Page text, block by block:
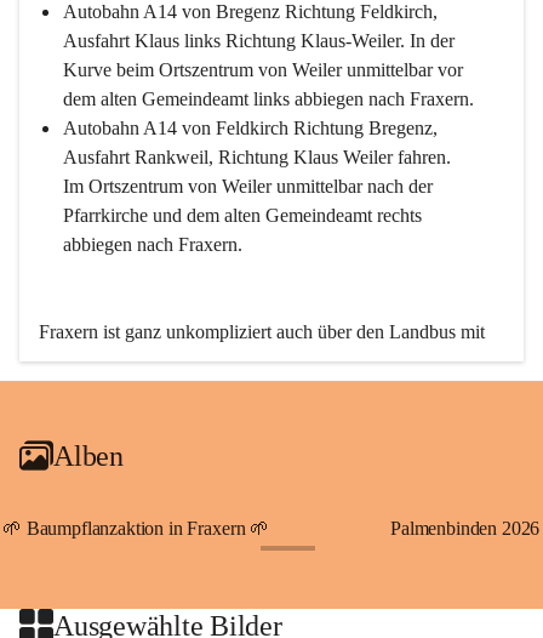
Autobahn A14 von Bregenz Richtung Feldkirch,
Ausfahrt Klaus links Richtung Klaus-Weiler. In der
Kurve beim Ortszentrum von Weiler unmittelbar vor
dem alten Gemeindeamt links abbiegen nach Fraxern.
Autobahn A14 von Feldkirch Richtung Bregenz,
Ausfahrt Rankweil, Richtung Klaus Weiler fahren.
Im Ortszentrum von Weiler unmittelbar nach der
Pfarrkirche und dem alten Gemeindeamt rechts
abbiegen nach Fraxern.
Fraxern ist ganz unkompliziert auch über den Landbus mit
den öffentlichen Verkehrsmitteln zu erreichen. Die Linie
An Samstagen, Sonn- und Feiertagen können Sie bequem
persönlichen Linienbus zur gewünschten Zeit zu Ihrer
Haltestelle bestellen. Sowohl von Weiler kommend nach
beide Fahrten Weiler-Fraxern-Weiler.
Alben
🌱 Baumpflanzaktion in Fraxern 🌱 Palmenbinden 2026
Ausgewählte Bilder